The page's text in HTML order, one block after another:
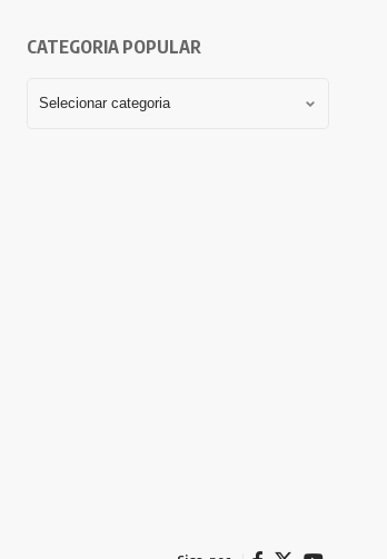
CATEGORIA POPULAR